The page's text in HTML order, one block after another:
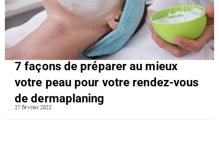
7 façons de préparer au mieux
votre peau pour votre rendez-vous
de dermaplaning
27 février 2022